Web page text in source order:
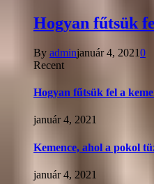
Hogyan fűtsük
By adminjanuár 4, 20210
Recent
Hogyan fűtsük fel a
január 4, 2021
Kemence, ahol a pokol
január 4, 2021